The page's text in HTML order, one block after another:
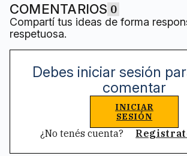
COMENTARIOS 0
Compartí tus ideas de forma
respetuosa.
Debes iniciar sesión
comentar
INICIAR
SESIÓN
¿No tenés cuenta?